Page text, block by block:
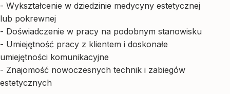
- Wykształcenie w dziedzinie medycyny estetycznej
lub pokrewnej
- Doświadczenie w pracy na podobnym stanowisku
- Umiejętność pracy z klientem i doskonałe
umiejętności komunikacyjne
- Znajomość nowoczesnych technik i zabiegów
estetycznych